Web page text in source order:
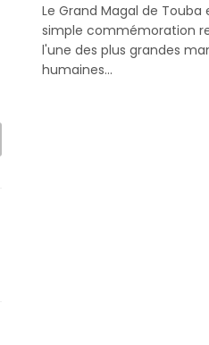
Le Grand Magal de
simple commémoration
l'une des plus grandes
humaines...